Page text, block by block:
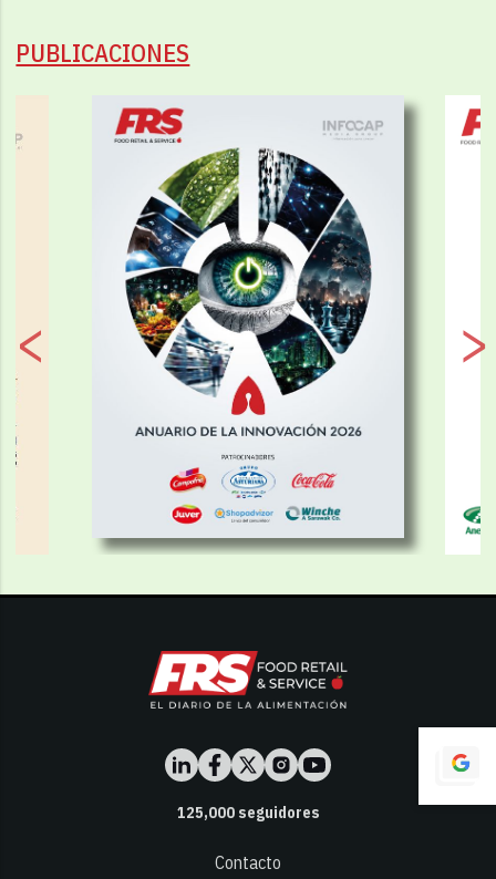
PUBLICACIONES
125,000seguidores
Contacto